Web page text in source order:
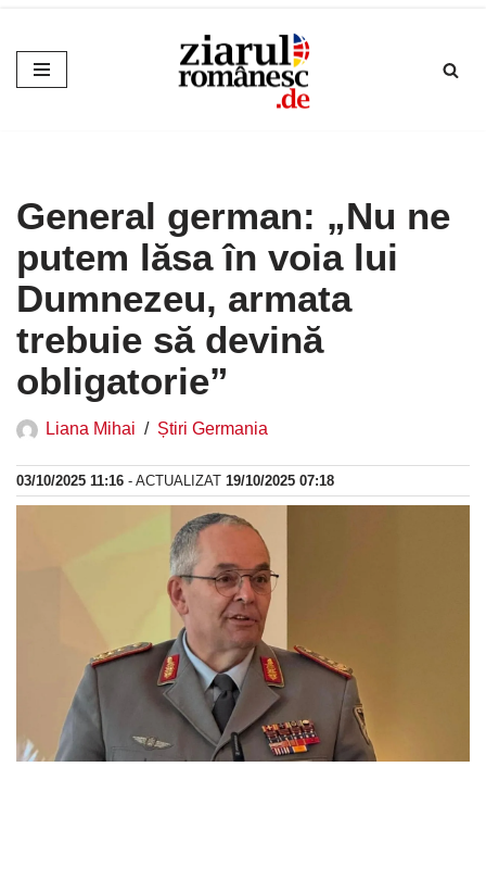
Sari
la
General german: „Nu ne
putem lăsa în voia lui
Dumnezeu, armata
trebuie să devină
obligatorie”
Liana Mihai Știri Germania
03/10/2025 11:16 - ACTUALIZAT 19/10/2025 07:18